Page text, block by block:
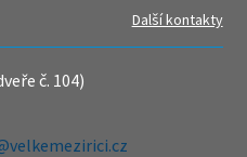
Další kontakty
č. 104)